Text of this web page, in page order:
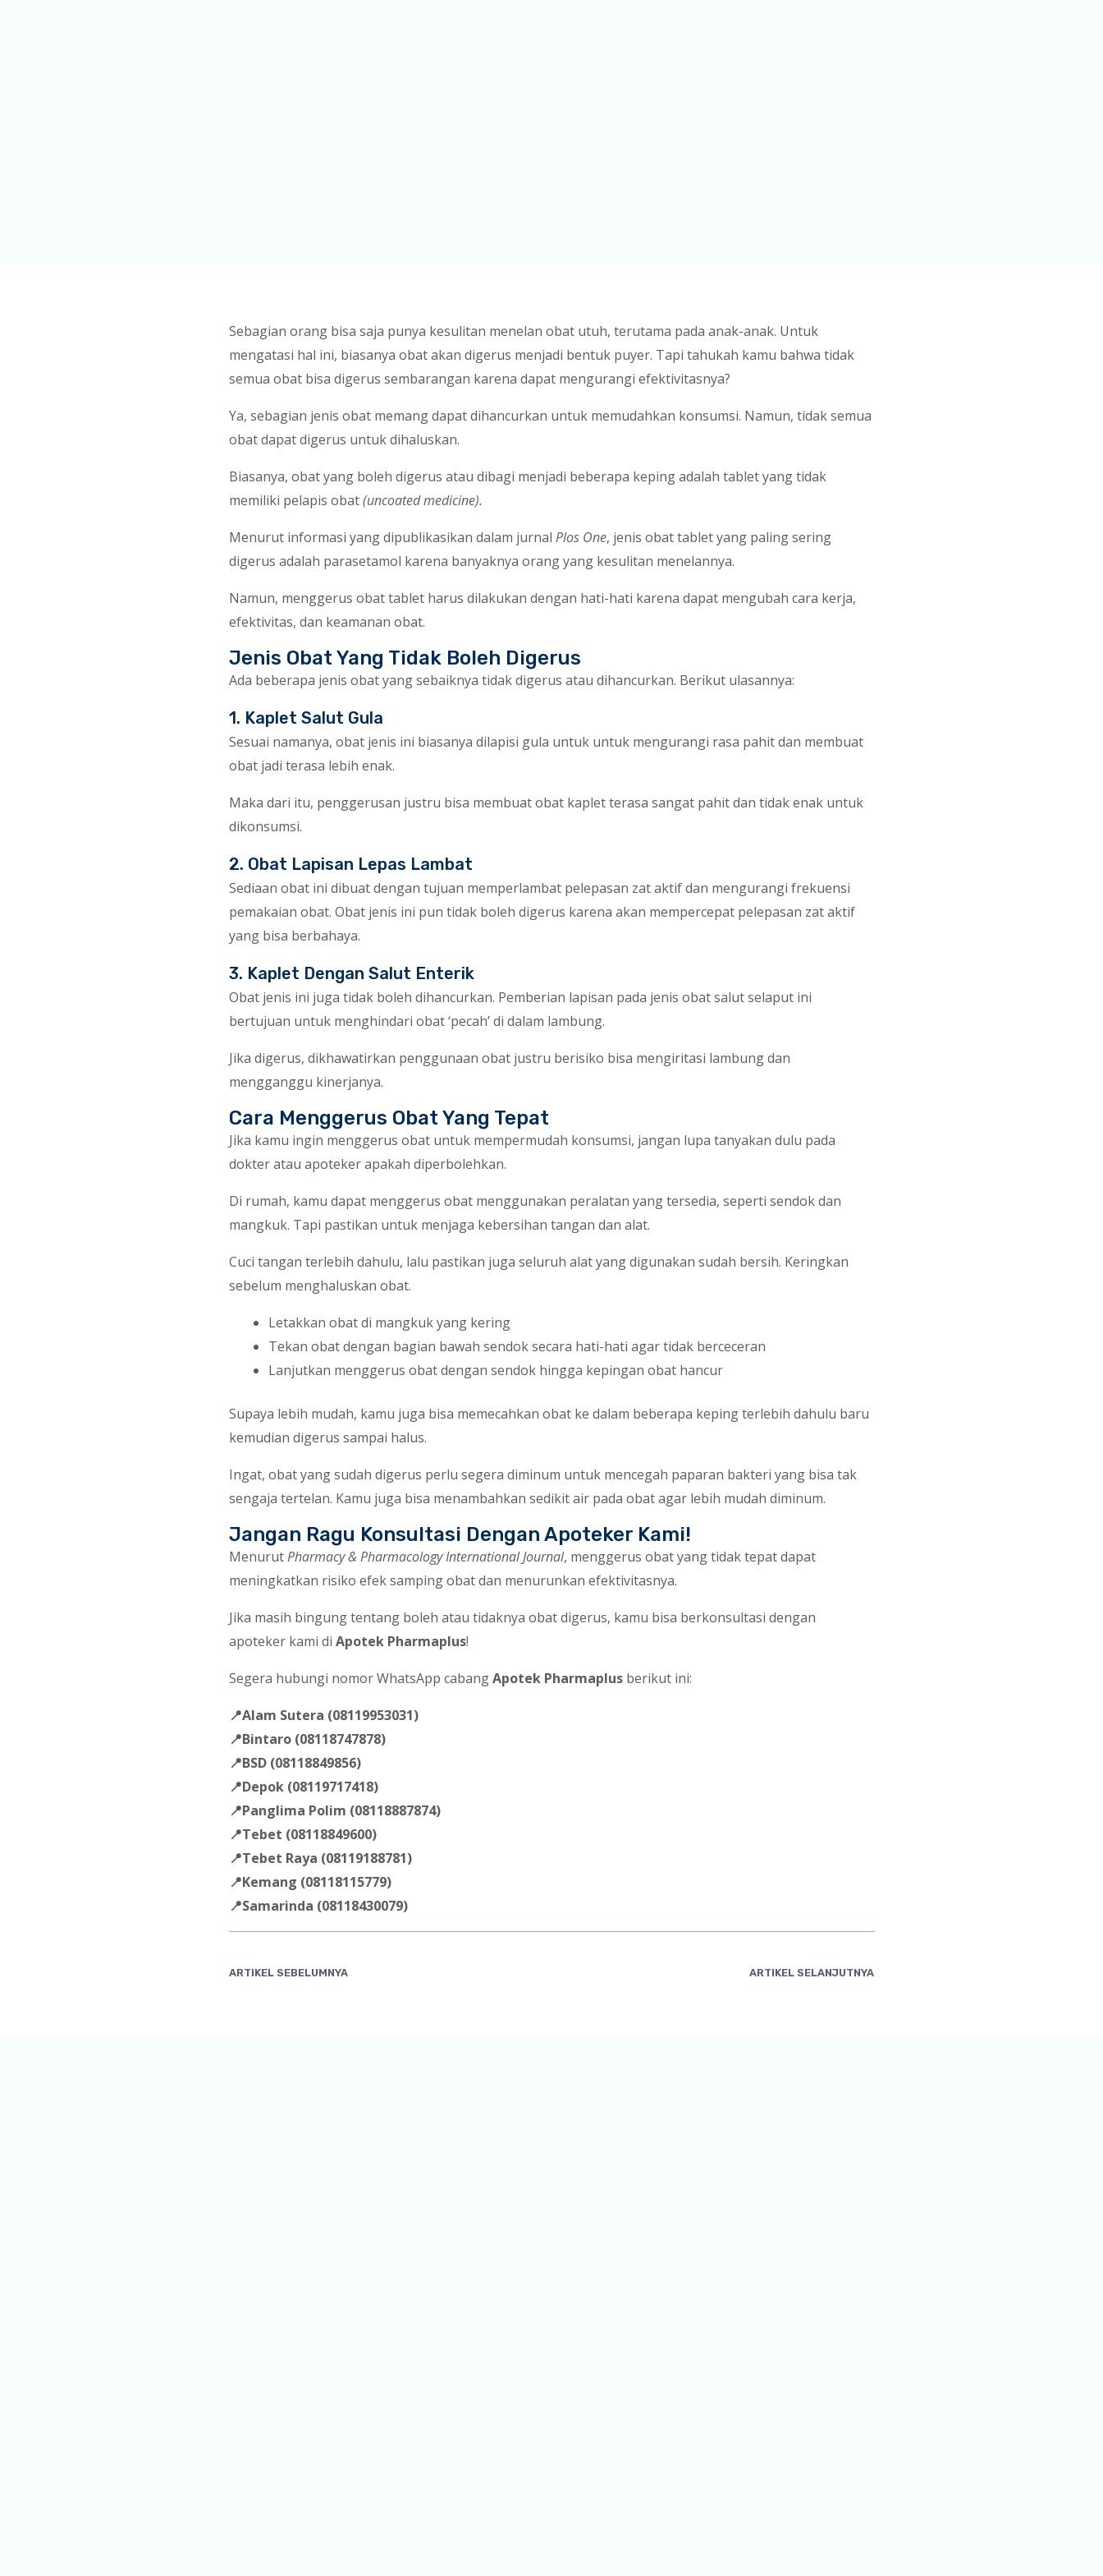
Sebagian orang bisa saja punya kesulitan menelan obat utuh, terutama pada anak-anak. Untuk
mengatasi hal ini, biasanya obat akan digerus menjadi bentuk puyer. Tapi tahukah kamu bahwa tidak
semua obat bisa digerus sembarangan karena dapat mengurangi efektivitasnya?
Ya, sebagian jenis obat memang dapat dihancurkan untuk memudahkan konsumsi. Namun, tidak semua
obat dapat digerus untuk dihaluskan.
Biasanya, obat yang boleh digerus atau dibagi menjadi beberapa keping adalah tablet yang tidak
memiliki pelapis obat(uncoated medicine).
Menurut informasi yang dipublikasikan dalam jurnal Plos One, jenis obat tablet yang paling sering
digerus adalah parasetamol karena banyaknya orang yang kesulitan menelannya.
Namun, menggerus obat tablet harus dilakukan dengan hati-hati karena dapat mengubah cara kerja,
efektivitas, dan keamanan obat.
Jenis Obat Yang Tidak Boleh Digerus
Ada beberapa jenis obat yang sebaiknya tidak digerus atau dihancurkan. Berikut ulasannya:
1. Kaplet Salut Gula
Sesuai namanya, obat jenis ini biasanya dilapisi gula untuk untuk mengurangi rasa pahit dan membuat
obat jadi terasa lebih enak.
Maka dari itu, penggerusan justru bisa membuat obat kaplet terasa sangat pahit dan tidak enak untuk
dikonsumsi.
2. Obat Lapisan Lepas Lambat
Sediaan obat ini dibuat dengan tujuan memperlambat pelepasan zat aktif dan mengurangi frekuensi
pemakaian obat. Obat jenis ini pun tidak boleh digerus karena akan mempercepat pelepasan zat aktif
yang bisa berbahaya.
3. Kaplet Dengan Salut Enterik
Obat jenis ini juga tidak boleh dihancurkan. Pemberian lapisan pada jenis obat salut selaput ini
bertujuan untuk menghindari obat ‘pecah’ di dalam lambung.
Jika digerus, dikhawatirkan penggunaan obat justru berisiko bisa mengiritasi lambung dan
mengganggu kinerjanya.
Cara Menggerus Obat Yang Tepat
Jika kamu ingin menggerus obat untuk mempermudah konsumsi, jangan lupa tanyakan dulu pada
dokter atau apoteker apakah diperbolehkan.
Di rumah, kamu dapat menggerus obat menggunakan peralatan yang tersedia, seperti sendok dan
mangkuk. Tapi pastikan untuk menjaga kebersihan tangan dan alat.
Cuci tangan terlebih dahulu, lalu pastikan juga seluruh alat yang digunakan sudah bersih. Keringkan
sebelum menghaluskan obat.
Letakkan obat di mangkuk yang kering
Tekan obat dengan bagian bawah sendok secara hati-hati agar tidak berceceran
Lanjutkan menggerus obat dengan sendok hingga kepingan obat hancur
Supaya lebih mudah, kamu juga bisa memecahkan obat ke dalam beberapa keping terlebih dahulu baru
kemudian digerus sampai halus.
Ingat, obat yang sudah digerus perlu segera diminum untuk mencegah paparan bakteri yang bisa tak
sengaja tertelan. Kamu juga bisa menambahkan sedikit air pada obat agar lebih mudah diminum.
Jangan Ragu Konsultasi Dengan Apoteker Kami!
MenurutPharmacy & Pharmacology International Journal, menggerus obat yang tidak tepat dapat
meningkatkan risiko efek samping obat dan menurunkan efektivitasnya.
Jika masih bingung tentang boleh atau tidaknya obat digerus, kamu bisa berkonsultasi dengan
apoteker kami di Apotek Pharmaplus!
Segera hubungi nomor WhatsApp cabangApotek Pharmaplusberikut ini:
📍Alam Sutera (08119953031)
📍Bintaro (08118747878)
📍BSD (08118849856)
📍Depok (08119717418)
📍Panglima Polim (08118887874)
📍Tebet (08118849600)
📍Tebet Raya (08119188781)
📍Kemang (08118115779)
📍Samarinda (08118430079)
ARTIKEL SEBELUMNYA ARTIKEL SELANJUTNYA